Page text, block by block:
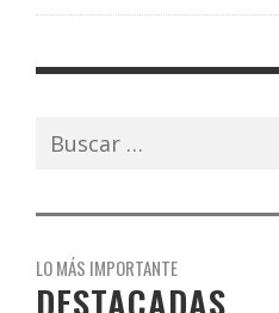
Buscar:
LO MÁS IMPORTANTE
DESTACADAS